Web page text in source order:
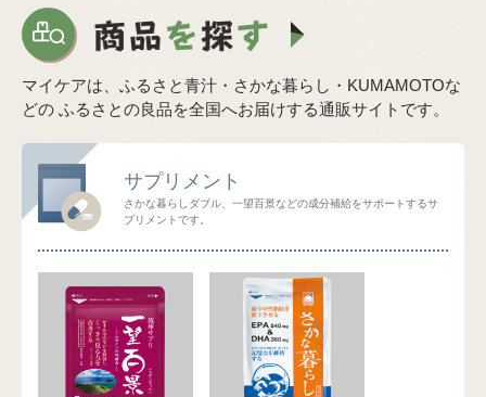
マイケアは、ふるさと青汁・さかな暮らし・KUMAMOTOな
どの ふるさとの良品を全国へお届けする通販サイトです。
サプリメント
さかな暮らしダブル、一望百景などの成分補給をサポートするサ
プリメントです。